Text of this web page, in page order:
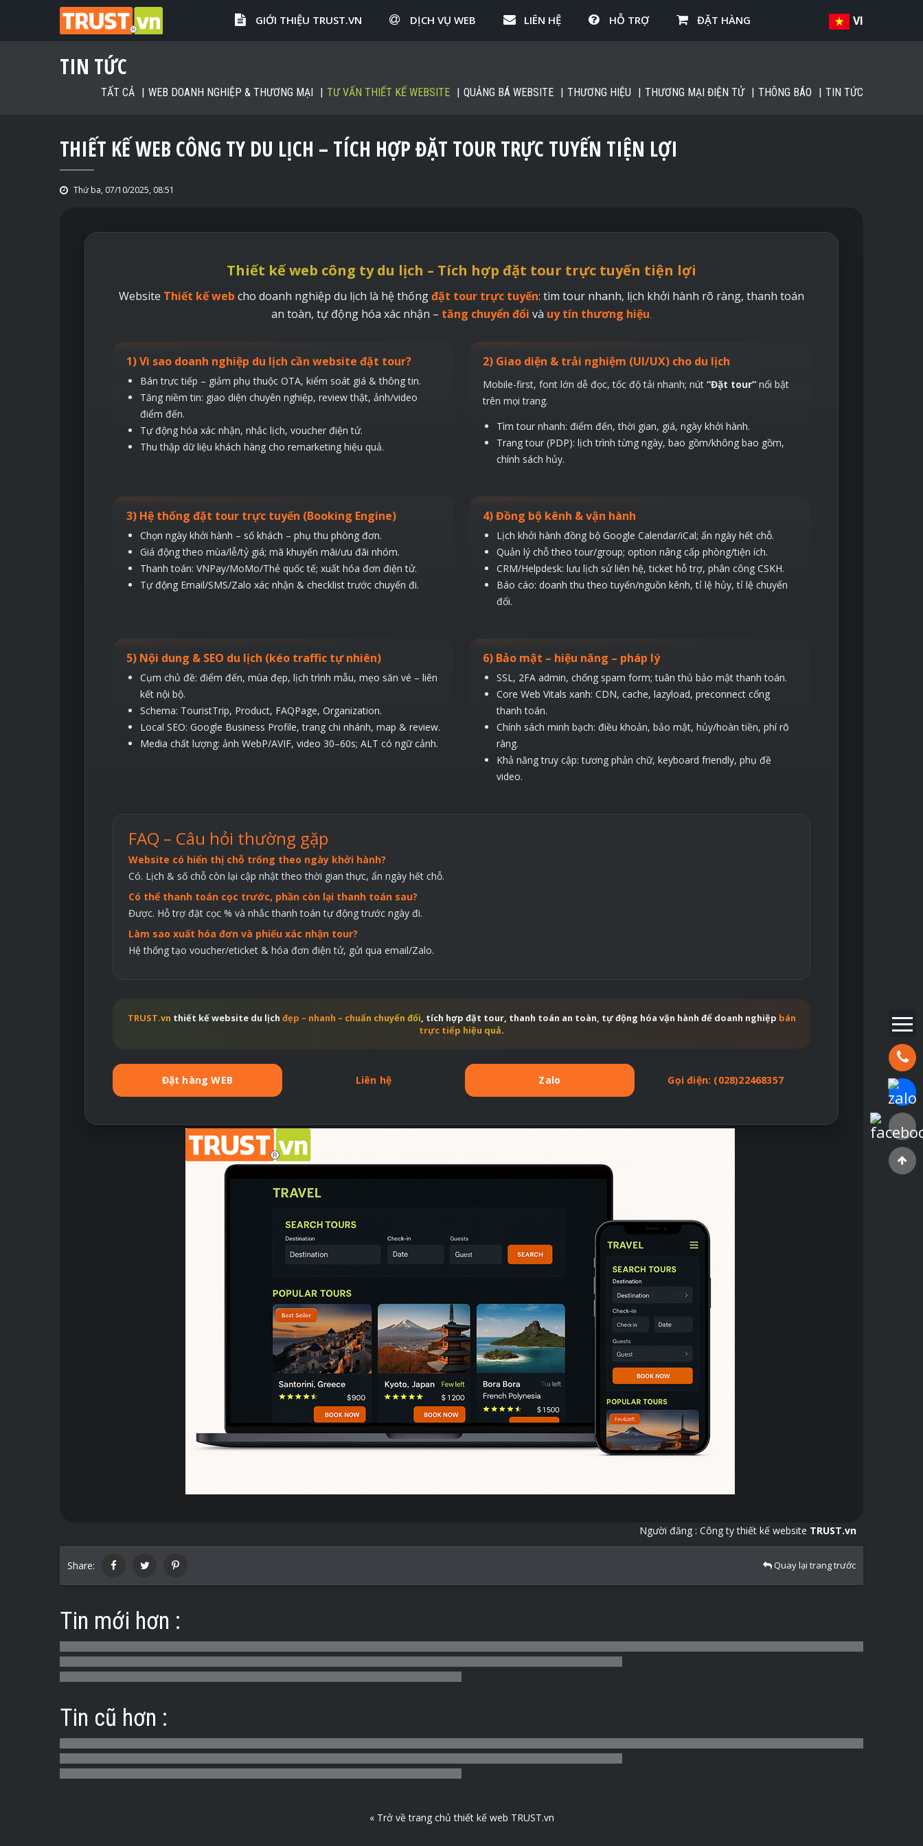
GIỚI THIỆU TRUST.VN DỊCH VỤ WEB LIÊN HỆ HỖ TRỢ ĐẶT HÀNG VI
Hotline:
Chat
TIN TỨC
TẤT CẢ WEB DOANH NGHIỆP & THƯƠNG MẠI TƯ VẤN THIẾT KẾ WEBSITE QUẢNG BÁ WEBSITE THƯƠNG HIỆU THƯƠNG MẠI ĐIỆN TỬ THÔNG BÁO TIN TỨC
THIẾT KẾ WEB CÔNG TY DU LỊCH – TÍCH HỢP ĐẶT TOUR TRỰC TUYẾN TIỆN LỢI
Thứ ba, 07/10/2025, 08:51
Thiết kế web công ty du lịch – Tích hợp đặt tour trực tuyến tiện lợi
Website Thiết kế web cho doanh nghiệp du lịch là hệ thốngđặt tour trực tuyến: tìm tour nhanh, lịch khởi hành rõ ràng, thanh toán
an toàn, tự động hóa xác nhận – tăng chuyển đổi và uy tín thương hiệu.
1) Vì sao doanh nghiệp du lịch cần website đặt tour?
Bán trực tiếp – giảm phụ thuộc OTA, kiểm soát giá & thông tin.
Tăng niềm tin: giao diện chuyên nghiệp, review thật, ảnh/video
điểm đến.
Tự động hóa xác nhận, nhắc lịch, voucher điện tử.
Thu thập dữ liệu khách hàng cho remarketing hiệu quả.
2) Giao diện & trải nghiệm (UI/UX) cho du lịch
Mobile-first, font lớn dễ đọc, tốc độ tải nhanh; nút “Đặt tour” nổi bật
trên mọi trang.
Tìm tour nhanh: điểm đến, thời gian, giá, ngày khởi hành.
Trang tour (PDP): lịch trình từng ngày, bao gồm/không bao gồm,
chính sách hủy.
3) Hệ thống đặt tour trực tuyến (Booking Engine)
Chọn ngày khởi hành – số khách – phụ thu phòng đơn.
Giá động theo mùa/lễ/tỷ giá; mã khuyến mãi/ưu đãi nhóm.
Thanh toán: VNPay/MoMo/Thẻ quốc tế; xuất hóa đơn điện tử.
Tự động Email/SMS/Zalo xác nhận & checklist trước chuyến đi.
4) Đồng bộ kênh & vận hành
Lịch khởi hành đồng bộ Google Calendar/iCal; ẩn ngày hết chỗ.
Quản lý chỗ theo tour/group; option nâng cấp phòng/tiện ích.
CRM/Helpdesk: lưu lịch sử liên hệ, ticket hỗ trợ, phân công CSKH.
Báo cáo: doanh thu theo tuyến/nguồn kênh, tỉ lệ hủy, tỉ lệ chuyển
đổi.
5) Nội dung & SEO du lịch (kéo traffic tự nhiên)
Cụm chủ đề: điểm đến, mùa đẹp, lịch trình mẫu, mẹo săn vé – liên
kết nội bộ.
Schema: TouristTrip, Product, FAQPage, Organization.
Local SEO: Google Business Profile, trang chi nhánh, map & review.
Media chất lượng: ảnh WebP/AVIF, video 30–60s; ALT có ngữ cảnh.
6) Bảo mật – hiệu năng – pháp lý
SSL, 2FA admin, chống spam form; tuân thủ bảo mật thanh toán.
Core Web Vitals xanh: CDN, cache, lazyload, preconnect cổng
thanh toán.
Chính sách minh bạch: điều khoản, bảo mật, hủy/hoàn tiền, phí rõ
ràng.
Khả năng truy cập: tương phản chữ, keyboard friendly, phụ đề
video.
FAQ – Câu hỏi thường gặp
Website có hiển thị chỗ trống theo ngày khởi hành?
Có. Lịch & số chỗ còn lại cập nhật theo thời gian thực, ẩn ngày hết chỗ.
Có thể thanh toán cọc trước, phần còn lại thanh toán sau?
Được. Hỗ trợ đặt cọc % và nhắc thanh toán tự động trước ngày đi.
Làm sao xuất hóa đơn và phiếu xác nhận tour?
Hệ thống tạo voucher/eticket & hóa đơn điện tử, gửi qua email/Zalo.
TRUST.vn thiết kế website du lịch đẹp – nhanh – chuẩn chuyển đổi, tích hợp đặt tour, thanh toán an toàn, tự động hóa vận hành để doanh nghiệp bán
trực tiếp hiệu quả.
Đặt hàng WEB Liên hệ Zalo Gọi điện: (028)22468357
Người đăng : Công ty thiết kế website TRUST.vn
Share: Quay lại trang trước
Tin mới hơn :
Tin cũ hơn :
« Trở về trang chủ thiết kế web TRUST.vn